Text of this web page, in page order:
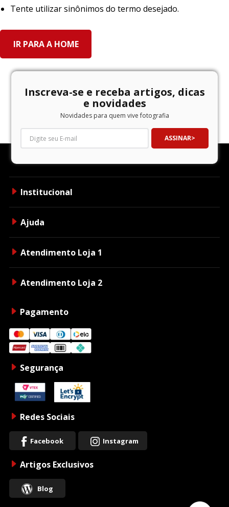
Tente utilizar sinônimos do termo desejado.
IR PARA A HOME
Inscreva-se e receba artigos, dicas
e novidades
Novidades para quem vive fotografia
ASSINAR
Institucional
Ajuda
Atendimento Loja 1
Atendimento Loja 2
Pagamento
Segurança
Redes Sociais
Facebook Instagram
Artigos Exclusivos
Blog